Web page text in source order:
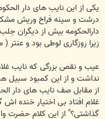
یکی از این نایب های دار
درشت و سینه فراخ وریش
دارالحکومه بیش از دیگران
زیرا روزگاری لوطی بود و
عیب و نقص بزرگی که نایب
نداشت و از این کمبود سبیل
از مقابل صف نایب های دار
غلام افتاد بی اختیار خنده
گذاشتی؟" از این کلام حضرت